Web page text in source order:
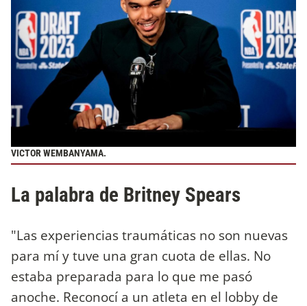
VICTOR WEMBANYAMA.
La palabra de Britney Spears
"Las experiencias traumáticas no son nuevas
para mí y tuve una gran cuota de ellas. No
estaba preparada para lo que me pasó
anoche. Reconocí a un atleta en el lobby de